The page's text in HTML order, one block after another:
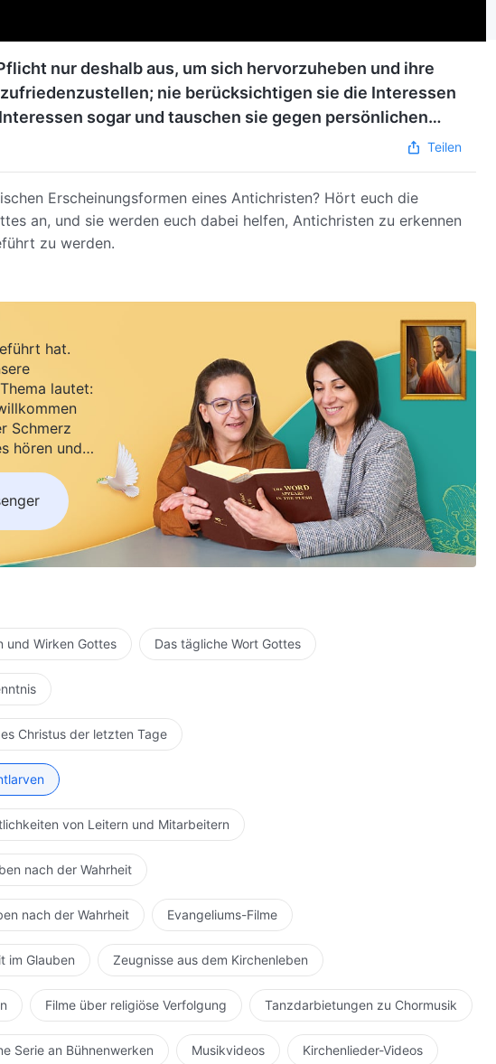
nur deshalb aus, um sich hervorzuheben und ihre
nie berücksichtigen sie die Interessen
sogar und tauschen sie gegen persönlichen
Teilen
Erscheinungsformen eines Antichristen? Hört euch die
an, und sie werden euch dabei helfen, Antichristen zu erkennen
zu werden.
hat.
lautet:
Schmerz
hören und
und Wirken Gottes Das tägliche Wort Gottes
Christus der letzten Tage
von Leitern und Mitarbeitern
nach der Wahrheit
nach der Wahrheit Evangeliums-Filme
im Glauben Zeugnisse aus dem Kirchenleben
Filme über religiöse Verfolgung Tanzdarbietungen zu Chormusik
Serie an Bühnenwerken Musikvideos Kirchenlieder-Videos